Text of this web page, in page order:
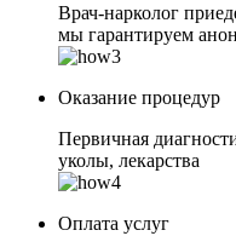
Врач-нарколог
мы гарантируем
Оказание процедур
Первичная
уколы, лекарства
Оплата услуг